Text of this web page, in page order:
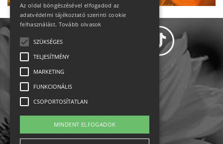
Állásajánlatok
Impresszum-kapcsolat
Az oldal böngészésével elfogadod az
adatvédelmi tájékoztató szerinti cookie
felhasználást. Tovább olvasok
SZÜKSÉGES
TELJESÍTMÉNY
MARKETING
FUNKCIONÁLIS
CSOPORTOSÍTATLAN
MINDENT ELFOGADOK